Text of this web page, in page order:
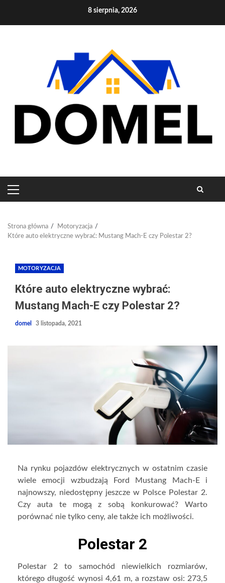
8 sierpnia, 2026
PRIMARY
MENU
Strona główna
Motoryzacja
Które auto elektryczne wybrać: Mustang Mach-E czy Polestar 2?
MOTORYZACJA
Które auto elektryczne wybrać:
Mustang Mach-E czy Polestar 2?
domel 3 listopada, 2021
Na rynku pojazdów elektrycznych w ostatnim czasie
wiele emocji wzbudzają Ford Mustang Mach-E i
najnowszy, niedostępny jeszcze w Polsce Polestar 2.
Czy auta te mogą z sobą konkurować? Warto
porównać nie tylko ceny, ale także ich możliwości.
Polestar 2
Polestar 2 to samochód niewielkich rozmiarów,
którego długość wynosi 4,61 m, a rozstaw osi: 273,5